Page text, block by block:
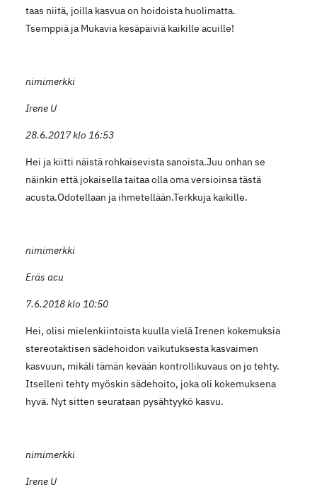
taas niitä, joilla kasvua on hoidoista huolimatta.
Tsemppiä ja Mukavia kesäpäiviä kaikille acuille!
nimimerkki
Irene U
28.6.2017 klo 16:53
Hei ja kiitti näistä rohkaisevista sanoista.Juu onhan se
näinkin että jokaisella taitaa olla oma versioinsa tästä
acusta.Odotellaan ja ihmetellään.Terkkuja kaikille.
nimimerkki
Eräs acu
7.6.2018 klo 10:50
Hei, olisi mielenkiintoista kuulla vielä Irenen kokemuksia
stereotaktisen sädehoidon vaikutuksesta kasvaimen
kasvuun, mikäli tämän kevään kontrollikuvaus on jo tehty.
Itselleni tehty myöskin sädehoito, joka oli kokemuksena
hyvä. Nyt sitten seurataan pysähtyykö kasvu.
nimimerkki
Irene U